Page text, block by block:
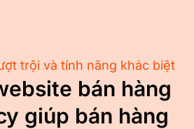
trội và tính năng khác biệt
bán hàng
giúp bán hàng